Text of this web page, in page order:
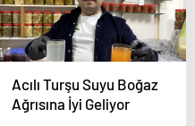
Acılı Turşu Suyu Boğaz
Ağrısına İyi Geliyor